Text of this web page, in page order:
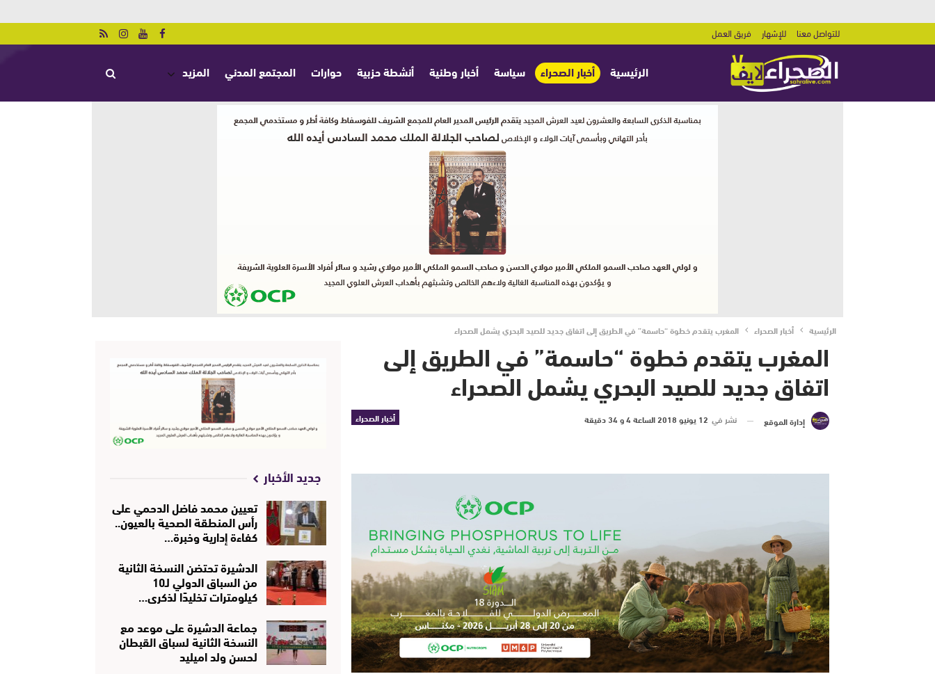
للتواصل معنا للإشهار فريق العمل
الرئيسية أخبار الصحراء سياسة أخبار وطنية أنشطة حزبية حوارات المجتمع المدني المزيد
الرئيسية أخبار الصحراء المغرب يتقدم خطوة “حاسمة” في الطريق إلى اتفاق جديد للصيد البحري يشمل الصحراء
المغرب يتقدم خطوة “حاسمة” في الطريق إلى
اتفاق جديد للصيد البحري يشمل الصحراء
أخبار الصحراء إدارة الموقع نشر في 12 يونيو 2018 الساعة 4 و 34 دقيقة
جديد الأخبار
تعيين محمد فاضل الدحمي على
رأس المنطقة الصحية بالعيون..
كفاءة إدارية وخبرة…
الدشيرة تحتضن النسخة الثانية
من السباق الدولي لـ10
كيلومترات تخليدًا لذكرى…
جماعة الدشيرة على موعد مع
النسخة الثانية لسباق القبطان
لحسن ولد اميليد